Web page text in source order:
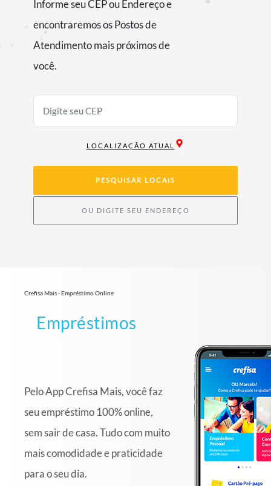
Informe seu CEP ou Endereço e
encontraremos os Postos de
Atendimento mais próximos de
você.
LOCALIZAÇÃO ATUAL
PESQUISAR LOCAIS
OU DIGITE SEU ENDEREÇO
Crefisa Mais - Empréstimo Online
Empréstimos
Pelo App Crefisa Mais, você faz
seu empréstimo 100% online,
sem sair de casa. Tudo com muito
mais comodidade e praticidade
para o seu dia.